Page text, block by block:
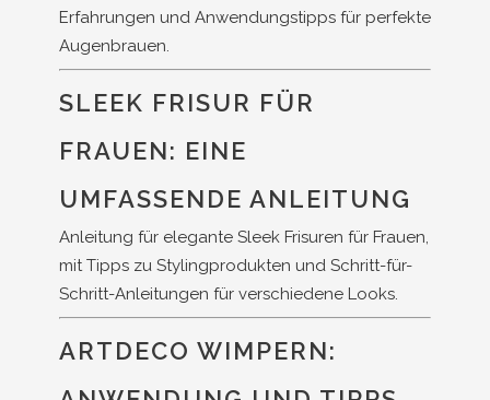
Erfahrungen und Anwendungstipps für perfekte
Augenbrauen.
SLEEK FRISUR FÜR
FRAUEN: EINE
UMFASSENDE ANLEITUNG
Anleitung für elegante Sleek Frisuren für Frauen,
mit Tipps zu Stylingprodukten und Schritt-für-
Schritt-Anleitungen für verschiedene Looks.
ARTDECO WIMPERN: